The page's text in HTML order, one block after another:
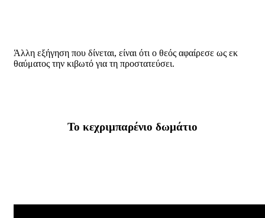
Άλλη εξήγηση που δίνεται, είναι ότι ο θεός αφαίρεσε ως εκ
θαύματος την κιβωτό για τη προστατεύσει.
Το κεχριμπαρένιο δωμάτιο